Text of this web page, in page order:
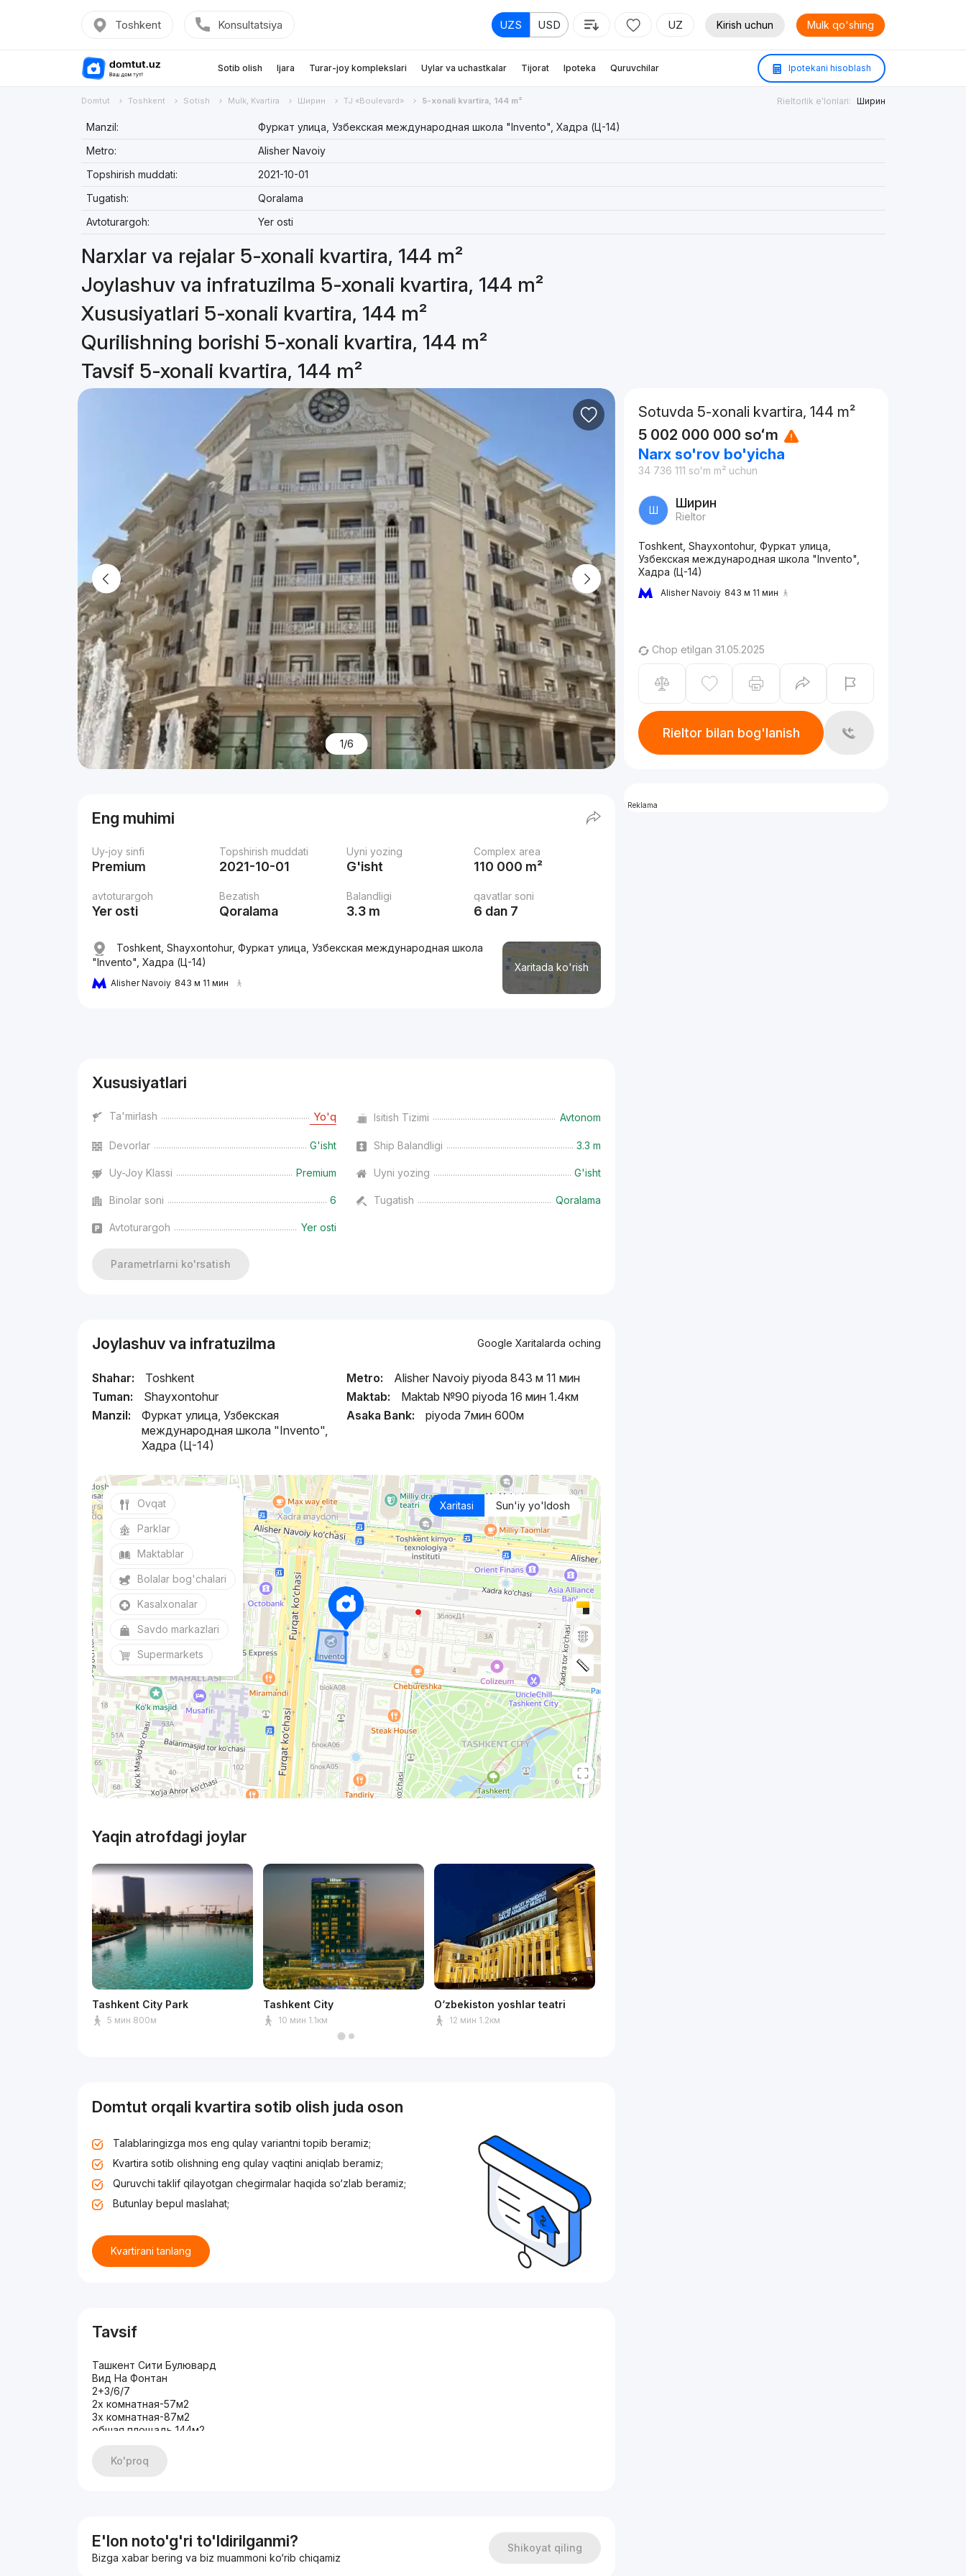
Toshkent Konsultatsiya UZS USD UZ Kirish uchun Mulk qo'shing
Sotib olish Ijara Turar-joy komplekslari Uylar va uchastkalar Tijorat Ipoteka Quruvchilar Ipotekani hisoblash
Domtut Toshkent Sotish Mulk, Kvartira Ширин TJ «Boulevard» 5-xonali kvartira, 144 m² Rieltorlik e'lonlari: Ширин
Manzil:
Фуркат улица, Узбекская международная школа "Invento", Хадра (Ц-14)
Metro:
Alisher Navoiy
Topshirish muddati:
2021-10-01
Tugatish:
Qoralama
Avtoturargoh:
Yer osti
Narxlar va rejalar 5-xonali kvartira, 144 m²
Joylashuv va infratuzilma 5-xonali kvartira, 144 m²
Xususiyatlari 5-xonali kvartira, 144 m²
Qurilishning borishi 5-xonali kvartira, 144 m²
Tavsif 5-xonali kvartira, 144 m²
1/6
Eng muhimi
Uy-joy sinfi
Premium
Topshirish muddati
2021-10-01
Uyni yozing
G'isht
Complex area
110 000 m²
avtoturargoh
Yer osti
Bezatish
Qoralama
Balandligi
3.3 m
qavatlar soni
6 dan 7
Xaritada ko'rish
Toshkent, Shayxontohur, Фуркат улица, Узбекская международная школа
"Invento", Хадра (Ц-14)
Alisher Navoiy 843 м 11 мин
Xususiyatlari
Ta'mirlash Yo'q Isitish Tizimi Avtonom
Devorlar G'isht Ship Balandligi 3.3 m
Uy-Joy Klassi Premium Uyni yozing G'isht
Binolar soni 6 Tugatish Qoralama
Avtoturargoh Yer osti
Parametrlarni ko'rsatish
Joylashuv va infratuzilma Google Xaritalarda oching
Shahar:
Toshkent
Tuman:
Shayxontohur
Manzil:
Фуркат улица, Узбекская
международная школа "Invento",
Хадра (Ц-14)
Metro:
Alisher Navoiy piyoda 843 м 11 мин
Maktab:
Maktab №90 piyoda 16 мин 1.4км
Asaka Bank:
piyoda 7мин 600м
Xaritasi Sun'iy yo'ldosh
Ovqat
Parklar
Maktablar
Bolalar bog'chalari
Kasalxonalar
Savdo markazlari
Supermarkets
Yaqin atrofdagi joylar
Tashkent City Park
5 мин 800м
Tashkent City
10 мин 1.1км
O‘zbekiston yoshlar teatri
12 мин 1.2км
Domtut orqali kvartira sotib olish juda oson
Talablaringizga mos eng qulay variantni topib beramiz;
Kvartira sotib olishning eng qulay vaqtini aniqlab beramiz;
Quruvchi taklif qilayotgan chegirmalar haqida so‘zlab beramiz;
Butunlay bepul maslahat;
Kvartirani tanlang
Tavsif
Ташкент Сити Булювард
Вид На Фонтан
2+3/6/7
2х комнатная-57м2
3х комнатная-87м2
обшая площадь 144м2
коробка
парковка договорная
Ko'proq
E'lon noto'g'ri to'ldirilganmi?
Bizga xabar bering va biz muammoni ko‘rib chiqamiz
Shikoyat qiling
Sotuvda 5-xonali kvartira, 144 m²
5 002 000 000 soʻm
Narx so'rov bo'yicha
34 736 111 soʻm m² uchun
Ш Ширин
Rieltor
Toshkent, Shayxontohur, Фуркат улица,
Узбекская международная школа "Invento",
Хадра (Ц-14)
Alisher Navoiy 843 м 11 мин
Chop etilgan 31.05.2025
Rieltor bilan bog'lanish
Reklama